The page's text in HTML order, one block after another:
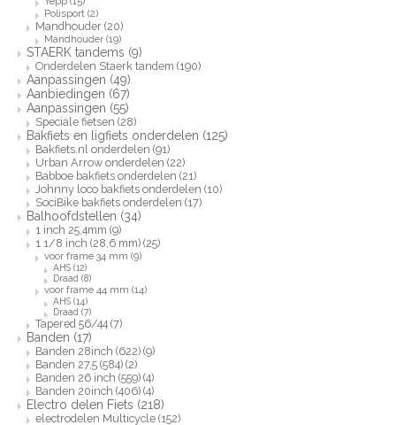
Polisport (2)
Mandhouder (20)
Mandhouder (19)
STAERK tandems (9)
Onderdelen Staerk tandem (190)
Aanpassingen (49)
Aanbiedingen (67)
Aanpassingen (55)
Speciale fietsen (28)
Bakfiets en ligfiets onderdelen (125)
Bakfiets.nl onderdelen (91)
Urban Arrow onderdelen (22)
Babboe bakfiets onderdelen (21)
Johnny loco bakfiets onderdelen (10)
SociBike bakfiets onderdelen (17)
Balhoofdstellen (34)
1 inch 25,4mm (9)
1 1/8 inch (28,6 mm) (25)
voor frame 34 mm (9)
AHS (12)
Draad (8)
voor frame 44 mm (14)
AHS (14)
Draad (7)
Tapered 56/44 (7)
Banden (17)
Banden 28inch (622) (9)
Banden 27,5 (584) (2)
Banden 26 inch (559) (4)
Banden 20inch (406) (4)
Electro delen Fiets (218)
electrodelen Multicycle (152)